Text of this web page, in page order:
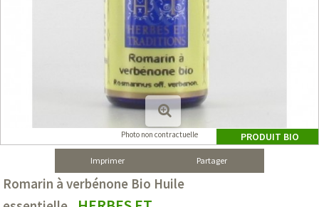
PRODUIT BIO
Photo non contractuelle
Imprimer Partager
Romarin à verbénone Bio Huile